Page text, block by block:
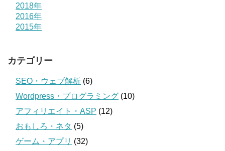
2018年
2016年
2015年
カテゴリー
SEO・ウェブ解析 (6)
Wordpress・プログラミング (10)
アフィリエイト・ASP (12)
おもしろ・ネタ (5)
ゲーム・アプリ (32)